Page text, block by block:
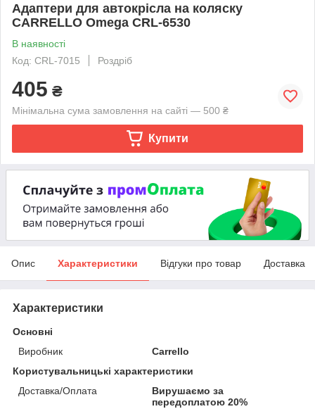
Адаптери для автокрісла на коляску
CARRELLO Omega CRL-6530
В наявності
Код: CRL-7015
Роздріб
405 ₴
Мінімальна сума замовлення на сайті — 500 ₴
Купити
Опис Характеристики Відгуки про товар Доставка
Характеристики
Основні
Виробник
Carrello
Користувальницькі характеристики
Доставка/Оплата
Вирушаємо за
передоплатою 20%